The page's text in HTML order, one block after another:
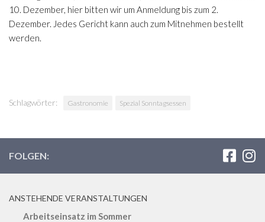
10. Dezember, hier bitten wir um Anmeldung bis zum 2.
Dezember. Jedes Gericht kann auch zum Mitnehmen bestellt
werden.
Schlagwörter: Gastronomie Spezial Sonntagsessen
FOLGEN:
ANSTEHENDE VERANSTALTUNGEN
Arbeitseinsatz im Sommer